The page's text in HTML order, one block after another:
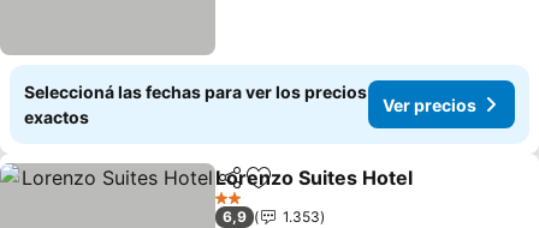
Seleccioná las fechas para ver los precios
exactos
Ver precios
CompartirAñadir a favoritos
Lorenzo Suites Hotel
2 Estrellas
6,9
1.353